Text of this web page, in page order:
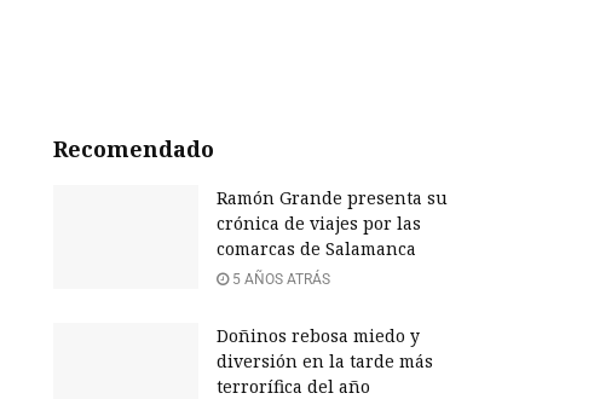
Recomendado
Ramón Grande presenta su
crónica de viajes por las
comarcas de Salamanca
5 AÑOS ATRÁS
Doñinos rebosa miedo y
diversión en la tarde más
terrorífica del año